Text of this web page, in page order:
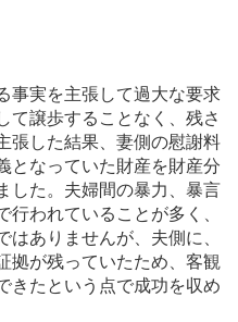
事実を主張して過大な要求
て譲歩することなく、残さ
張した結果、妻側の慰謝料
となっていた財産を財産分
した。夫婦間の暴力、暴言
われていることが多く、
ありませんが、夫側に、
拠が残っていたため、客観
きたという点で成功を収め